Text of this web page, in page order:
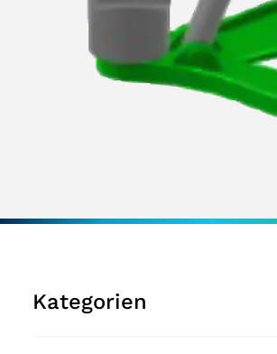
Kategorien